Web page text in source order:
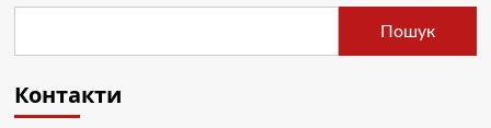
Пошук
Контакти